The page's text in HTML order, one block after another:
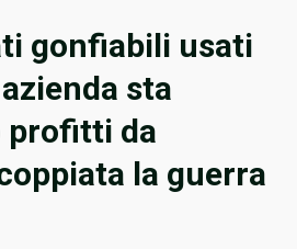
gonfiabili usati
sta
profitti da
la guerra